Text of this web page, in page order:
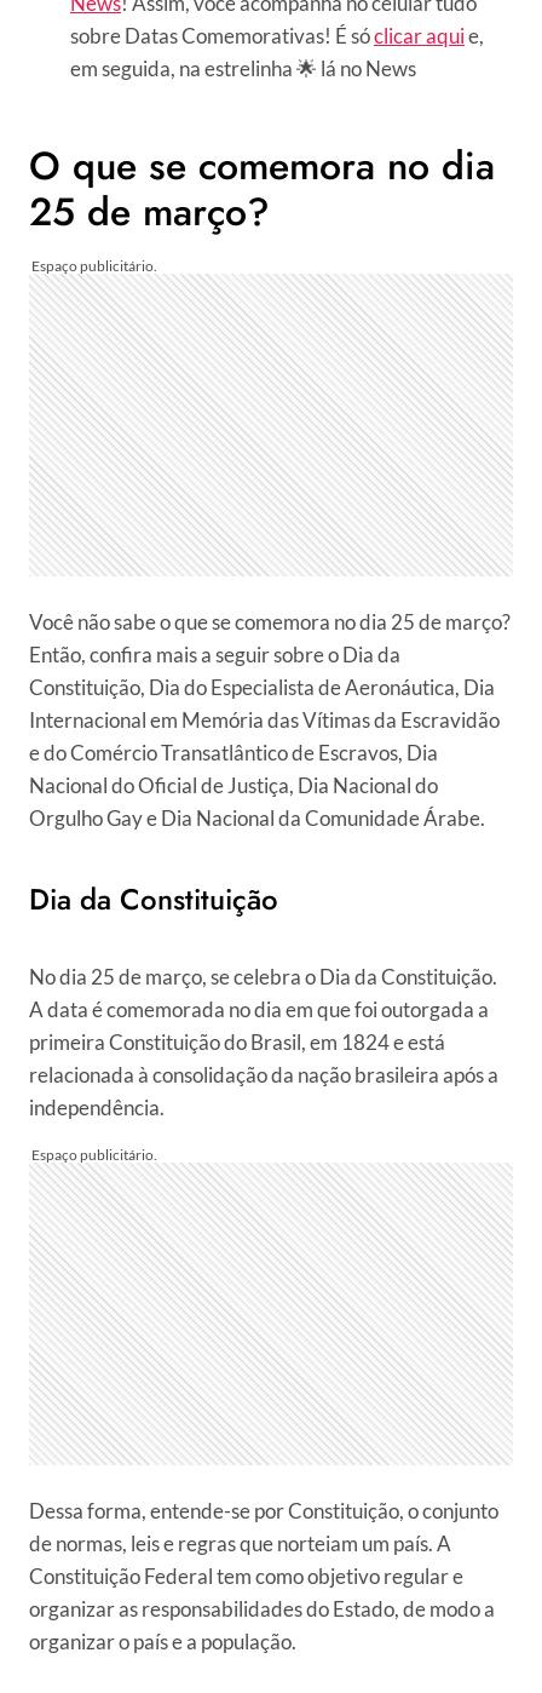
sobre Datas Comemorativas! É sóclicar aquie,
em seguida, na estrelinha 🌟 lá no News
O que se comemora no dia
25 de março?
Você não sabe o que se comemora no dia 25 de março?
Então, confira mais a seguir sobre o Dia da
Constituição, Dia do Especialista de Aeronáutica, Dia
Internacional em Memória das Vítimas da Escravidão
e do Comércio Transatlântico de Escravos, Dia
Nacional do Oficial de Justiça, Dia Nacional do
Orgulho Gay e Dia Nacional da Comunidade Árabe.
Dia da Constituição
No dia 25 de março, se celebra o Dia da Constituição.
A data é comemorada no dia em que foi outorgada a
primeira Constituição do Brasil, em 1824 e está
relacionada à consolidação da nação brasileira após a
independência.
Dessa forma, entende-se por Constituição, o conjunto
de normas, leis e regras que norteiam um país. A
Constituição Federal tem como objetivo regular e
organizar as responsabilidades do Estado, de modo a
organizar o país e a população.